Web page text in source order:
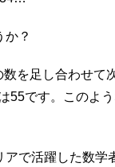
か？
を足し合わせて
55です。このよ
で活躍した数学